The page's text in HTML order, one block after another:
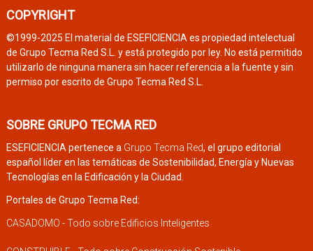
COPYRIGHT
©1999-2025 El material de ESEFICIENCIA es propiedad intelectual
de Grupo Tecma Red S.L. y está protegido por ley. No está permitido
utilizarlo de ninguna manera sin hacer referencia a la fuente y sin
permiso por escrito de Grupo Tecma Red S.L.
SOBRE GRUPO TECMA RED
ESEFICIENCIA pertenece a Grupo Tecma Red, el grupo editorial
español líder en las temáticas de Sostenibilidad, Energía y Nuevas
Tecnologías en la Edificación y la Ciudad.
Portales de Grupo Tecma Red:
CASADOMO - Todo sobre Edificios Inteligentes